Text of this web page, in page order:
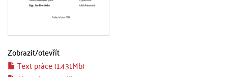
Zobrazit/otevřít
Text práce (1.431Mb)